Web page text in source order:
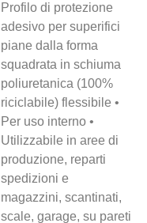
Profilo di protezione
adesivo per superifici
piane dalla forma
squadrata in schiuma
poliuretanica (100%
riciclabile) flessibile •
Per uso interno •
Utilizzabile in aree di
produzione, reparti
spedizioni e
magazzini, scantinati,
scale, garage, su pareti